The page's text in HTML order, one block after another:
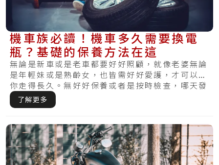
機車族必讀！機車多久需要換電
瓶？基礎的保養方法在這
無論是新車或是老車都要好好照顧，就像老婆無論
是年輕妹或是熟齡女，也皆需好好愛護，才可以陪
你走得長久。無好好保養或者是按時檢查，哪天發
覺損.....
了解更多